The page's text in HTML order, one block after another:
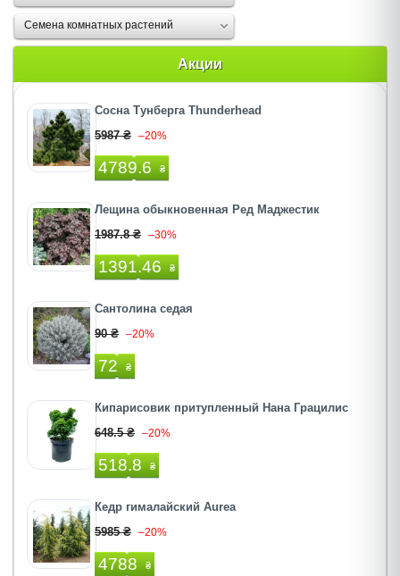
Семена комнатных растений
Акции
Сосна Тунберга Thunderhead
5987 ₴ –20%
4789.6 ₴
Лещина обыкновенная Ред Маджестик
1987.8 ₴ –30%
1391.46 ₴
Сантолина седая
90 ₴ –20%
72 ₴
Кипарисовик притупленный Нана Грацилис
648.5 ₴ –20%
518.8 ₴
Кедр гималайский Aurea
5985 ₴ –20%
4788 ₴